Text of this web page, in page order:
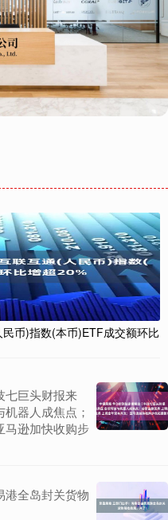
币)指数(本币)ETF成交额环比
七巨头财报来
器人成焦点；
马逊加快收购步
港全岛封关货物